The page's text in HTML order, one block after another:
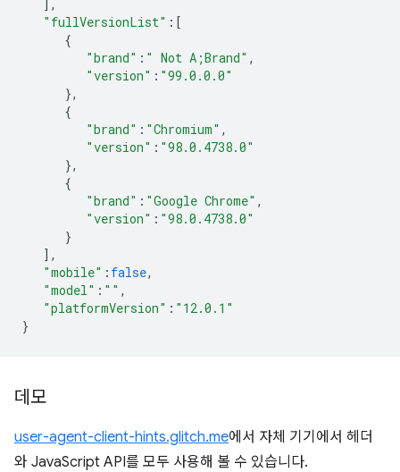
],
"fullVersionList" : [
{
"brand" : " Not A;Brand" ,
"version" : "99.0.0.0"
},
{
"brand" : "Chromium" ,
"version" : "98.0.4738.0"
},
{
"brand" : "Google Chrome" ,
"version" : "98.0.4738.0"
}
],
"mobile" : false,
"model" : "" ,
"platformVersion" : "12.0.1"
}
데모
user-agent-client-hints.glitch.me에서 자체 기기에서 헤더
와 JavaScript API를 모두 사용해 볼 수 있습니다.